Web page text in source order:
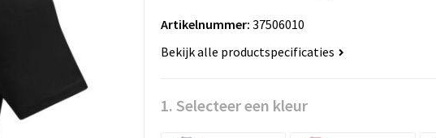
Artikelnummer: 37506010
Bekijk alle productspecificaties
1. Selecteer een kleur